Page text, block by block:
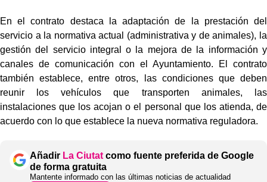
En el contrato destaca la adaptación de la prestación del
servicio a la normativa actual (administrativa y de animales), la
gestión del servicio integral o la mejora de la información y
canales de comunicación con el Ayuntamiento. El contrato
también establece, entre otros, las condiciones que deben
reunir los vehículos que transporten animales, las
instalaciones que los acojan o el personal que los atienda, de
acuerdo con lo que establece la nueva normativa reguladora.
Añadir La Ciutat como fuente preferida de Google
de forma gratuita
Mantente informado con las últimas noticias de actualidad